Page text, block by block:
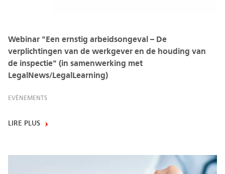
Webinar "Een ernstig arbeidsongeval – De
verplichtingen van de werkgever en de houding van
de inspectie" (in samenwerking met
LegalNews/LegalLearning)
EVÈNEMENTS
LIRE PLUS